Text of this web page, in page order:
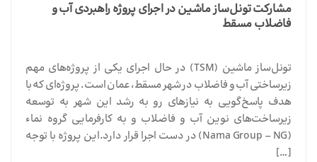
مشارکت تونل‌ساز ماشین در اجرای پروژه راهبردی آب و
فاضلاب مسقط
تونل‌ساز ماشین (TSM) در حال اجرای یکی از پروژه‌های مهم
زیرساختی آب و فاضلاب در شهر مسقط، عمان است. پروژه‌ای که با
هدف پاسخ‌گویی به نیازهای رو به رشد این شهر به توسعه
زیرساخت‌های نوین آب و فاضلاب و به کارفرمایی گروه نماء
(Nama Group – NG) در دست اجرا قرار دارد.این پروژه با توجه
[…]